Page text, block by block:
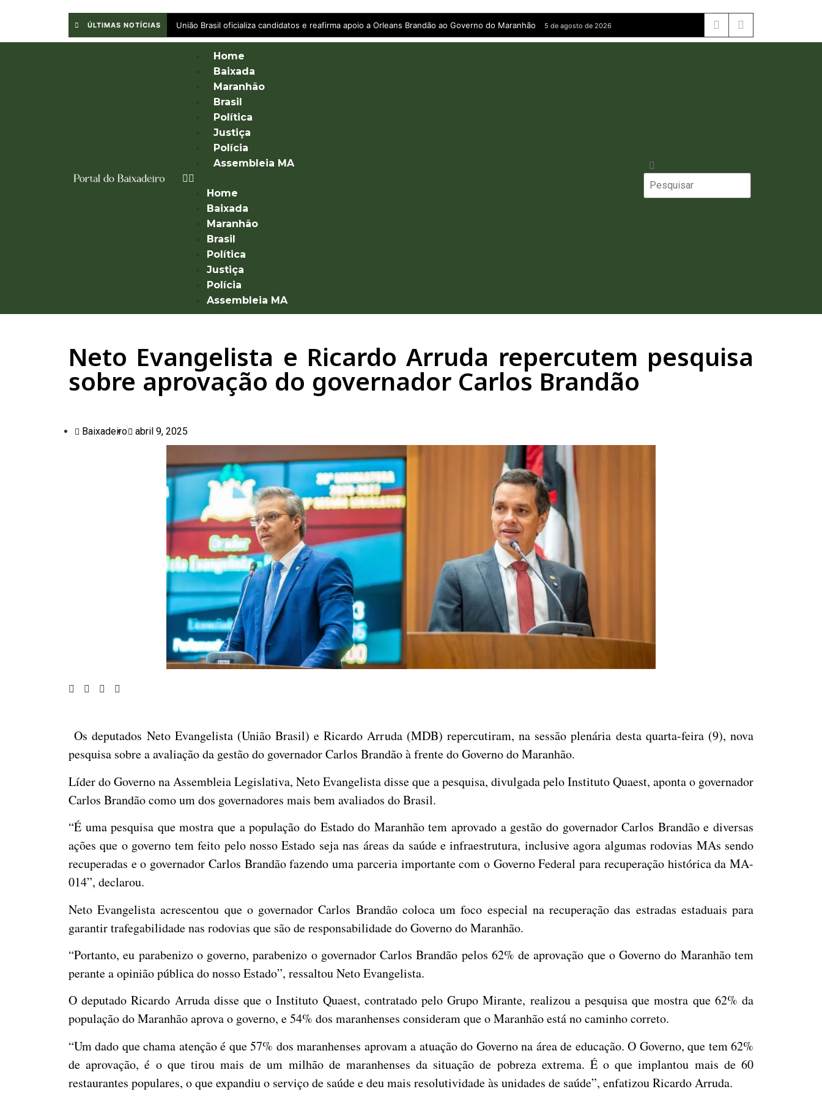
ÚLTIMAS NOTÍCIAS União Brasil oficializa candidatos e reafirma apoio a Orleans Brandão ao Governo do Maranhão 5 de agosto de 2026
Home
Baixada
Maranhão
Brasil
Política
Justiça
Polícia
Assembleia MA
Home
Baixada
Maranhão
Brasil
Política
Justiça
Polícia
Assembleia MA
Neto Evangelista e Ricardo Arruda repercutem pesquisa
sobre aprovação do governador Carlos Brandão
Baixadeiro abril 9, 2025
Os deputados Neto Evangelista (União Brasil) e Ricardo Arruda (MDB) repercutiram, na sessão plenária desta quarta-feira (9), nova
pesquisa sobre a avaliação da gestão do governador Carlos Brandão à frente do Governo do Maranhão.
Líder do Governo na Assembleia Legislativa, Neto Evangelista disse que a pesquisa, divulgada pelo Instituto Quaest, aponta o governador
Carlos Brandão como um dos governadores mais bem avaliados do Brasil.
“É uma pesquisa que mostra que a população do Estado do Maranhão tem aprovado a gestão do governador Carlos Brandão e diversas
ações que o governo tem feito pelo nosso Estado seja nas áreas da saúde e infraestrutura, inclusive agora algumas rodovias MAs sendo
recuperadas e o governador Carlos Brandão fazendo uma parceria importante com o Governo Federal para recuperação histórica da MA-
014”, declarou.
Neto Evangelista acrescentou que o governador Carlos Brandão coloca um foco especial na recuperação das estradas estaduais para
garantir trafegabilidade nas rodovias que são de responsabilidade do Governo do Maranhão.
“Portanto, eu parabenizo o governo, parabenizo o governador Carlos Brandão pelos 62% de aprovação que o Governo do Maranhão tem
perante a opinião pública do nosso Estado”, ressaltou Neto Evangelista.
O deputado Ricardo Arruda disse que o Instituto Quaest, contratado pelo Grupo Mirante, realizou a pesquisa que mostra que 62% da
população do Maranhão aprova o governo, e 54% dos maranhenses consideram que o Maranhão está no caminho correto.
“Um dado que chama atenção é que 57% dos maranhenses aprovam a atuação do Governo na área de educação. O Governo, que tem 62%
de aprovação, é o que tirou mais de um milhão de maranhenses da situação de pobreza extrema. É o que implantou mais de 60
restaurantes populares, o que expandiu o serviço de saúde e deu mais resolutividade às unidades de saúde”, enfatizou Ricardo Arruda.